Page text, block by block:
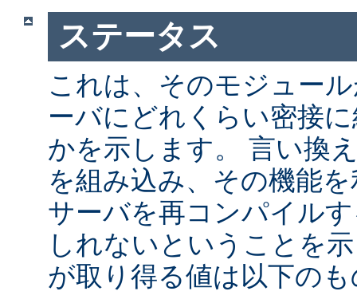
ステータス
これは、そのモジュー
ーバにどれくらい密接
かを示します。 言い換
を組み込み、その機能
サーバを再コンパイル
しれないということを
が取り得る値は以下の